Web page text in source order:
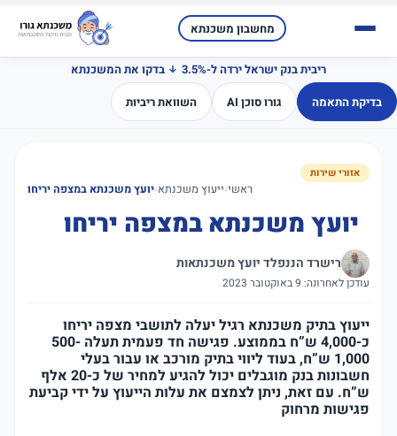
מחשבון משכנתא
ריבית בנק ישראל ירדה ל-3.5%
בדקו את המשכנתא
בדיקת התאמה
גורו סוכן AI השוואת ריביות
אזורי שירות
ראשי‹ייעוץ משכנתא‹יועץ משכנתא במצפה יריחו
יועץ משכנתא במצפה יריחו
רישרד הננפלד יועץ משכנתאות
עודכן לאחרונה: 9 באוקטובר 2023
ייעוץ בתיק משכנתא רגיל יעלה לתושבי מצפה יריחו
כ-4,000 ש”ח בממוצע. פגישה חד פעמית תעלה 500-
1,000 ש”ח, בעוד ליווי בתיק מורכב או עבור בעלי
חשבונות בנק מוגבלים יכול להגיע למחיר של כ-20 אלף
ש”ח. עם זאת, ניתן לצמצם את עלות הייעוץ על ידי קביעת
פגישות מרחוק